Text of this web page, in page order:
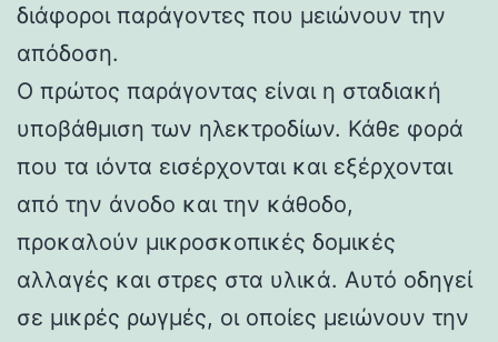
διάφοροι παράγοντες που μειώνουν την
απόδοση.
Ο πρώτος παράγοντας είναι η σταδιακή
υποβάθμιση των ηλεκτροδίων. Κάθε φορά
που τα ιόντα εισέρχονται και εξέρχονται
από την άνοδο και την κάθοδο,
προκαλούν μικροσκοπικές δομικές
αλλαγές και στρες στα υλικά. Αυτό οδηγεί
σε μικρές ρωγμές, οι οποίες μειώνουν την